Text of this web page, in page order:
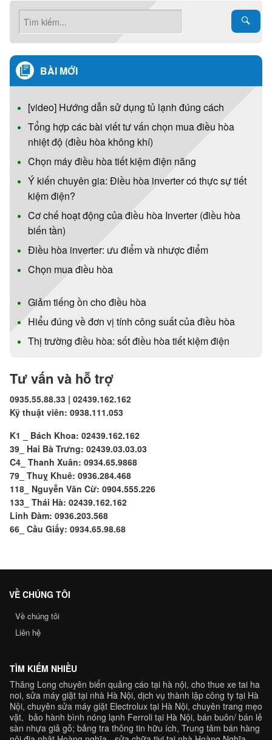
BÀI MỚI
[video] Hướng dẫn sử dụng tủ lạnh đúng cách
Tổng hợp các bài viết tư vấn chọn mua điều hòa
nhiệt độ (điều hòa không khí)
Chọn máy điều hòa tiết kiệm điện năng
Ý kiến chuyên gia: Điều hòa inverter có thực sự tiết
kiệm điện?
Cơ chế hoạt động của điều hòa Inverter (điều hòa
biến tần)
Điều hòa inverter: ưu điểm và nhược điểm
Chọn mua điều hòa
Giảm tiếng ồn cho điều hòa
Hiểu đúng về đơn vị tính công suất của điều hòa
Thị trường điều hòa: sốt điều hòa tiết kiệm điện
Tư vấn và hỗ trợ
0935.55.88.33 | 02439.162.162
Kỹ thuật viên: 0938.111.053
K1 _ Bách Khoa: 02439.162.162
39_ Hai Bà Trưng: 02439.03.03.03
C4_ Thanh Xuân: 0934.65.9868
79_ Thuỵ Khuê: 0936.284.468
118_ Nguyễn Văn Cừ: 0904.555.226
133_ Thái Hà: 02439.162.162
Linh Đàm: 0936.203.568
66_ Cầu Giấy: 0934.65.98.68
VỀ CHÚNG TÔI
Về chúng tôi
Liên hệ
TÌM KIẾM NHIỀU
Thăng Long chuyên biển quảng cáo tại hà nội, cho thue xe tai ha
noi, sửa máy giặt tại nhà Hà Nội, dịch vụ thành lập công ty tại Hà
Nội, chuyên sửa máy giặt Electrolux tại Hà Nội, chuyên trang mẹo
vặt, bảo hành bình nóng lạnh Ferroli tại Hà Nội, bán buôn/ bán lẻ
sàn nhựa giả gỗ; bảng tra thông tin hữu ích, Trung tâm bán hàng